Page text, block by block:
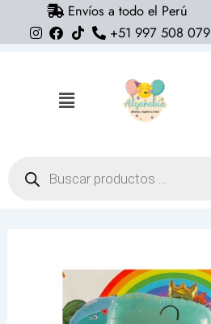
Envíos a todo el Perú
+51 997 508 079
Flyout
productos
Dinosaurio